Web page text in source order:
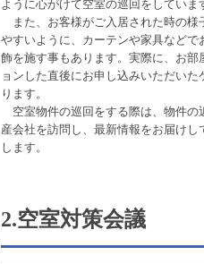
ように心がけて空室の巡回をしていま
また、お客様がご入居された時の様
やすいように、カーテンや家具などで
飾を施す事もあります。実際に、お部
ョンした直後にお申し込みいただいた
ります。
空室物件の巡回をする際は、物件の
産会社を訪問し、最新情報をお届けし
します。
2.空室対策会議